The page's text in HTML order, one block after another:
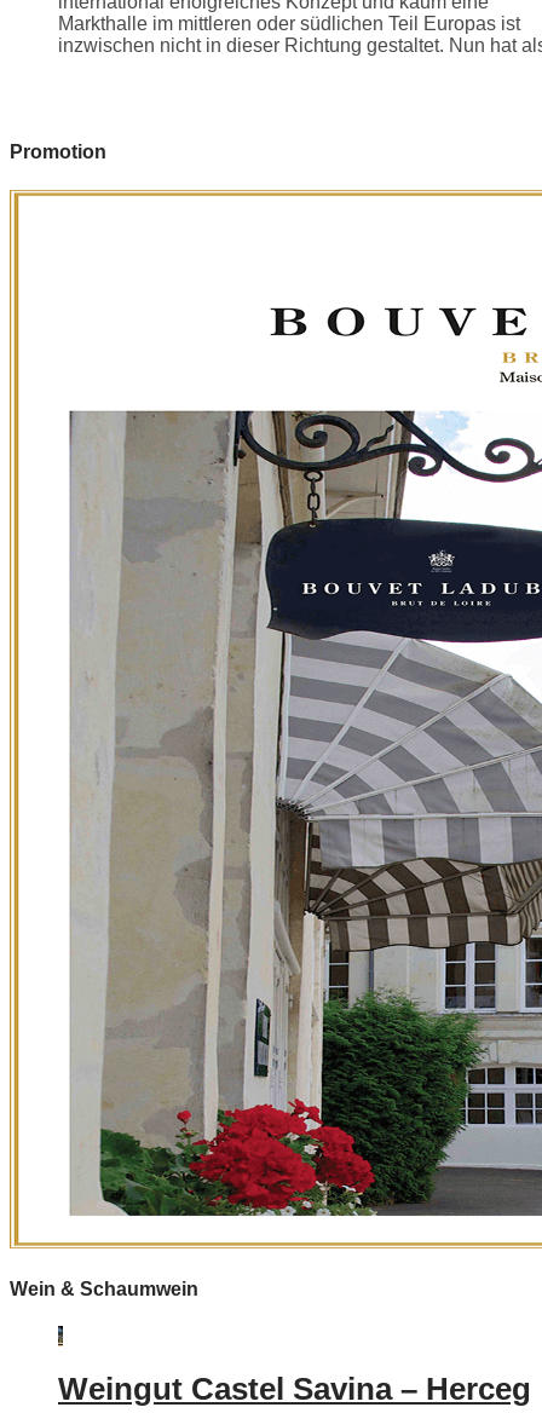
Markthalle im mittleren oder südlichen Teil Europas ist
inzwischen nicht in dieser Richtung gestaltet. Nun hat
Promotion
Wein & Schaumwein
Weingut Castel Savina – Herceg